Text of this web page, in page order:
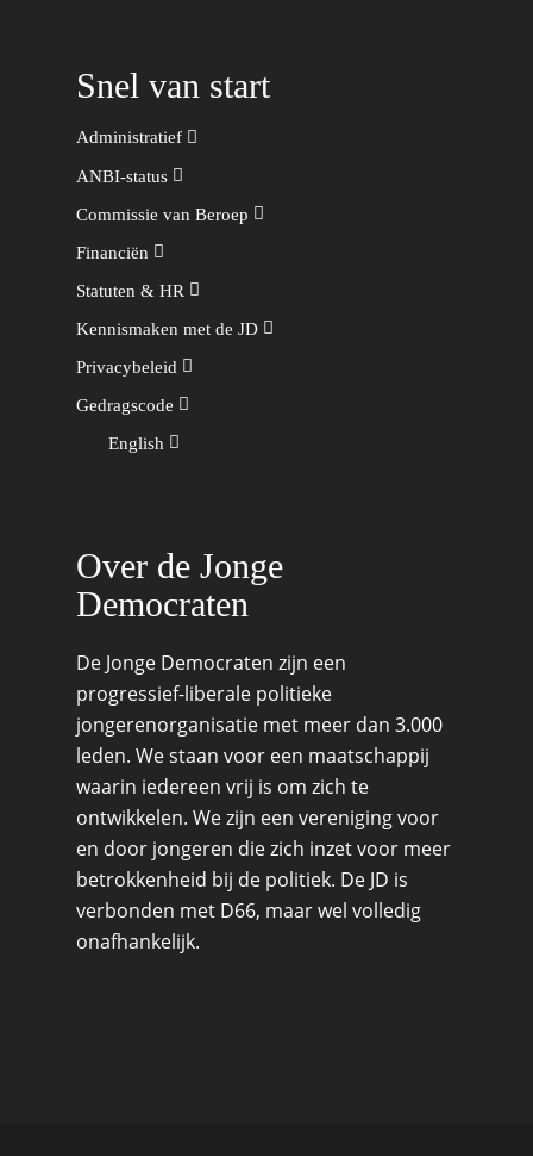
Snel van start
Administratief
ANBI-status
Commissie van Beroep
Financiën
Statuten & HR
Kennismaken met de JD
Privacybeleid
Gedragscode
English
Over de Jonge
Democraten
De Jonge Democraten zijn een
progressief-liberale politieke
jongerenorganisatie met meer dan 3.000
leden. We staan voor een maatschappij
waarin iedereen vrij is om zich te
ontwikkelen. We zijn een vereniging voor
en door jongeren die zich inzet voor meer
betrokkenheid bij de politiek. De JD is
verbonden met D66, maar wel volledig
onafhankelijk.